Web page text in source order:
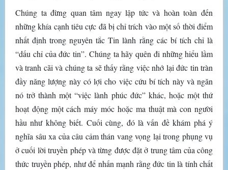
Chúng ta đừng quan tâm ngay lập tức và hoàn toàn đến
những khía cạnh tiêu cực đã bị chỉ trích vào một số thời điểm
nhất định trong nguyên tắc Tin lành rằng các bí tích chỉ là
“dấu chỉ của đức tin”. Chúng ta hãy quên đi những hiểu lầm
và tranh cãi và chúng ta sẽ thấy rằng việc nhớ lại đức tin tràn
đầy năng lượng này có lợi cho việc cứu bí tích này và ngăn
nó trở thành một “việc lành phúc đức” khác, hoặc một thứ
hoạt động một cách máy móc hoặc ma thuật mà con người
hầu như không biết. Cuối cùng, đó là vấn đề khám phá ý
nghĩa sâu xa của câu cảm thán vang vọng lại trong phụng vụ
ở cuối lời truyền phép và từng được đặt ở trung tâm của công
thức truyền phép, như để nhấn mạnh rằng đức tin là tính chất